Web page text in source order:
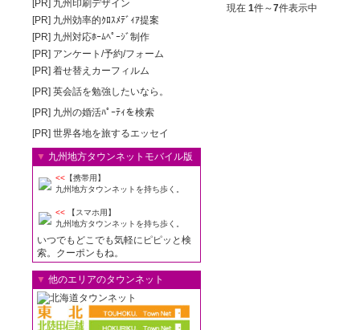
[PR] 九州印刷デザイン
[PR] 九州効率的ｸﾛｽﾒﾃﾞｨｱ提案
[PR] 九州対応ﾎｰﾑﾍﾟｰｼﾞ制作
[PR] アンケート/予約/フォーム
[PR] 着せ替えカーフィルム
[PR] 英会話を勉強したいなら。
[PR] 九州の婚活ﾊﾟｰﾃｨを検索
[PR] 世界各地を旅するエッセイ
▼ 九州地方タウンネットモバイル版
<< 【携帯用】
九州地方タウンネットを持ち歩く。
<< 【スマホ用】
九州地方タウンネットを持ち歩く。
いつでもどこでも気軽にピピッと検
索。クーポンもね。
▼ 他のエリアのタウンネット
現在 1件～7件表示中